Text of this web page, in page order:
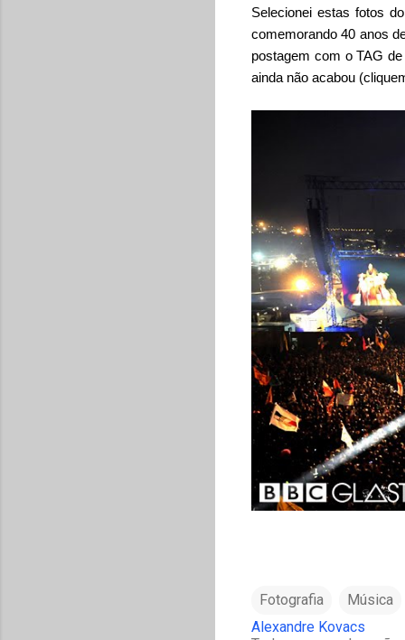
Selecionei estas fotos
comemorando 40 anos
postagem com o TAG
ainda não acabou
Fotografia
Música
Alexandre Kovacs